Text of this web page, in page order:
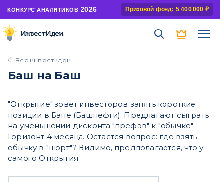
КОНКУРС АНАЛИТИКОВ 2026 Призовой фонд: 5 400 000 ₽
Все инвестидеи
Баш на Баш
"Открытие" зовет инвесторов занять короткие
позиции в Бане (Башнефти). Предлагают сыграть
на уменьшении дисконта "префов" к "обычке".
Горизонт 4 месяца. Остается вопрос: где взять
обычку в "шорт"? Видимо, предполагается, что у
самого Открытия